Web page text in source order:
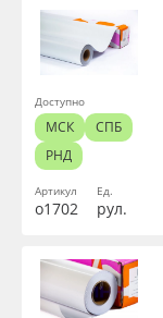
Артикул
о1702
Ед.
рул.
Доступно
МСК
СПБ
РНД